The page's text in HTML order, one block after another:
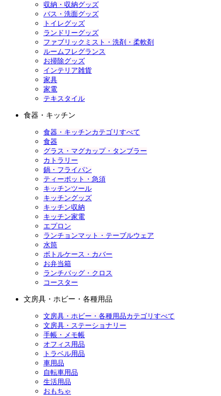
収納・収納グッズ
バス・洗面グッズ
トイレグッズ
ランドリーグッズ
ファブリックミスト・洗剤・柔軟剤
ルームフレグランス
お掃除グッズ
インテリア雑貨
家具
家電
テキスタイル
食器・キッチン
食器・キッチンカテゴリすべて
食器
グラス・マグカップ・タンブラー
カトラリー
鍋・フライパン
ティーポット・急須
キッチンツール
キッチングッズ
キッチン収納
キッチン家電
エプロン
ランチョンマット・テーブルウェア
水筒
ボトルケース・カバー
お弁当箱
ランチバッグ・クロス
コースター
文房具・ホビー・各種用品
文房具・ホビー・各種用品カテゴリすべて
文房具・ステーショナリー
手帳・メモ帳
オフィス用品
トラベル用品
車用品
自転車用品
生活用品
おもちゃ